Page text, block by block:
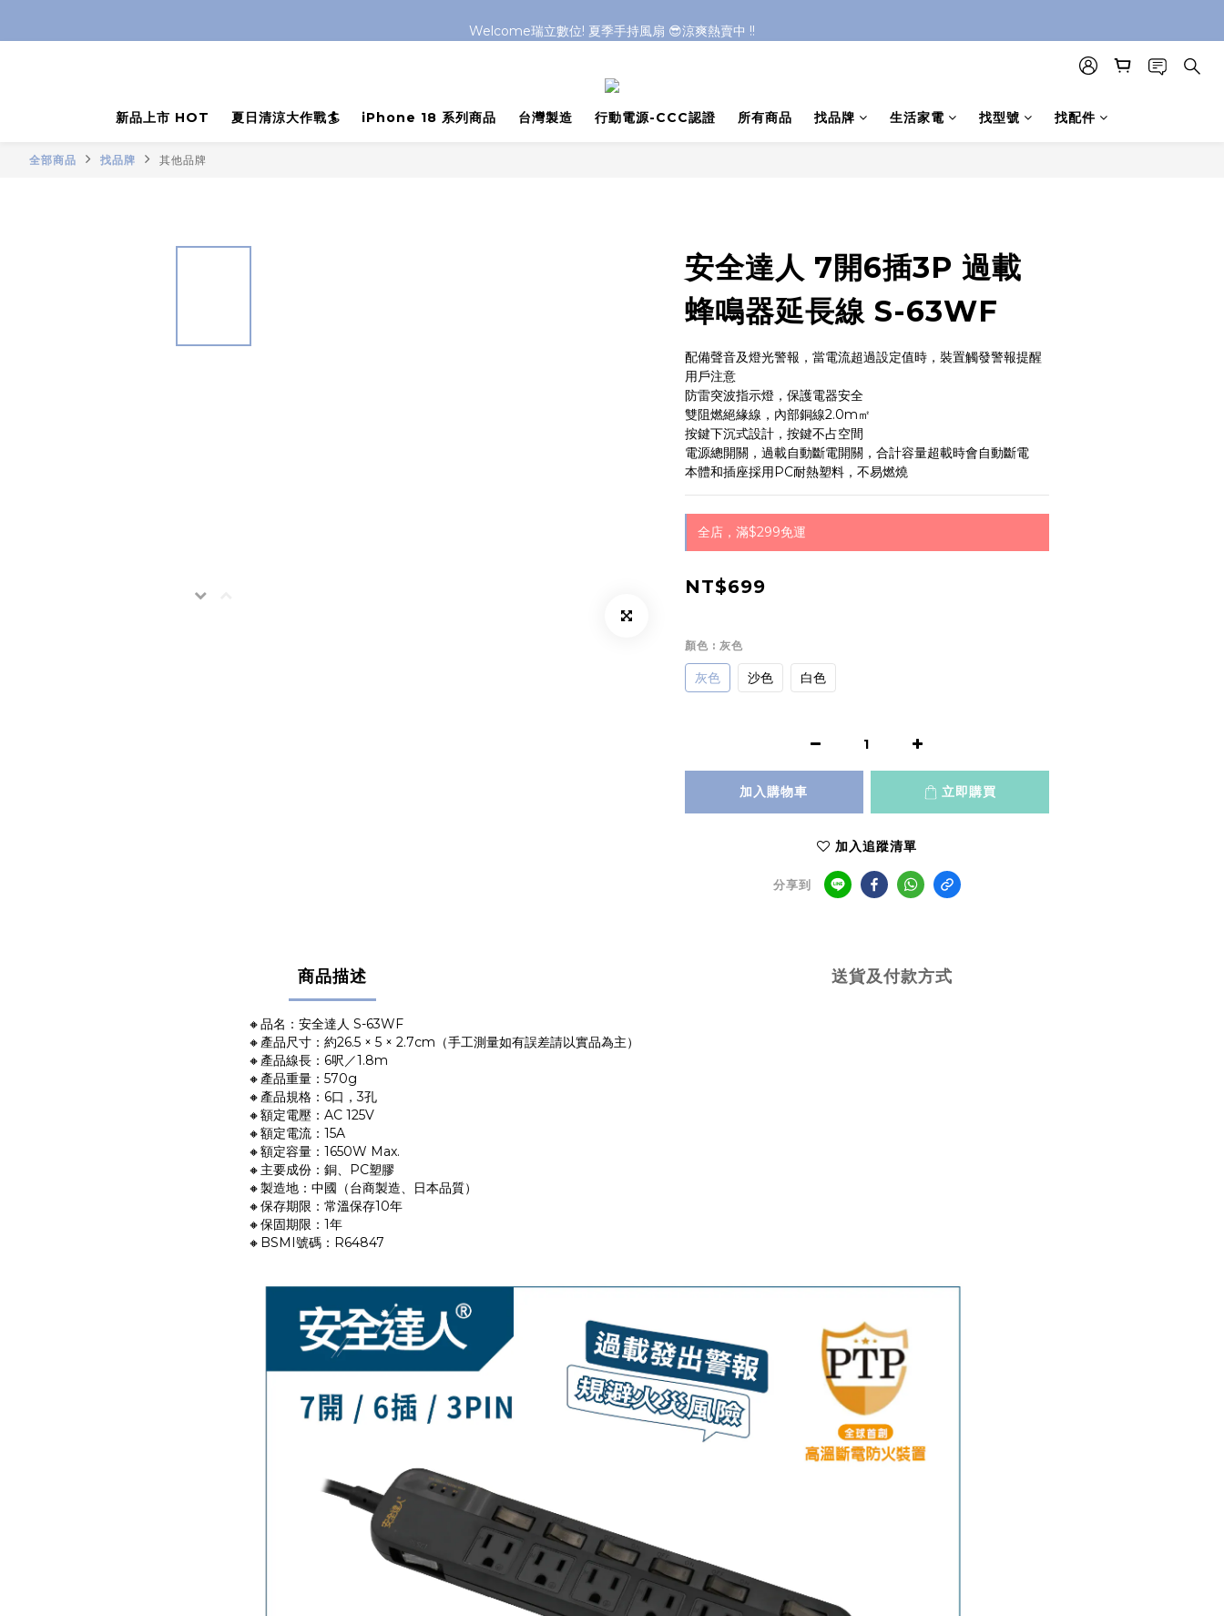
新品上市 HOT
夏日清涼大作戰🏄 iPhone 18 系列商品 台灣製造 行動電源-CCC認證 所有商品 找品牌 生活家電 找型號 找配件
全部商品 找品牌 其他品牌
安全達人 7開6插3P 過載
蜂鳴器延長線 S-63WF
配備聲音及燈光警報，當電流超過設定值時，裝置觸發警報提醒
用戶注意
防雷突波指示燈，保護電器安全
雙阻燃絕緣線，內部銅線2.0m㎡
按鍵下沉式設計，按鍵不占空間
電源總開關，過載自動斷電開關，合計容量超載時會自動斷電
本體和插座採用PC耐熱塑料，不易燃燒
全店，滿$299免運
NT$699
顏色 : 灰色
灰色 沙色 白色
加入購物車 立即購買
加入追蹤清單
分享到
商品描述 送貨及付款方式
🔸品名：安全達人 S-63WF
🔸產品尺寸：約26.5 × 5 × 2.7cm（手工測量如有誤差請以實品為主）
🔸產品線長：6呎／1.8m
🔸產品重量：570g
🔸產品規格：6口，3孔
🔸額定電壓：AC 125V
🔸額定電流：15A
🔸額定容量：1650W Max.
🔸主要成份：銅、PC塑膠
🔸製造地：中國（台商製造、日本品質）
🔸保存期限：常溫保存10年
🔸保固期限：1年
🔸BSMI號碼：R64847